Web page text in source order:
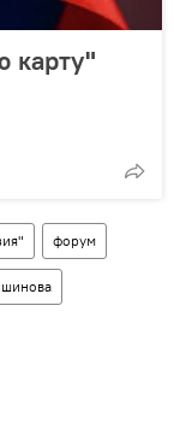
карту"
форум